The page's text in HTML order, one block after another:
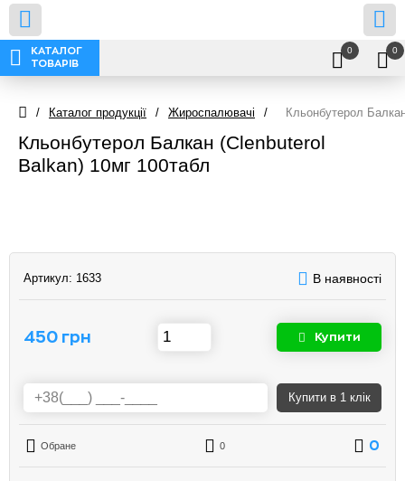
КАТАЛОГ
ТОВАРІВ
0 0
/ Каталог продукції / Жироспалювачі / Кльонбутерол
Кльонбутерол Балкан (Clenbuterol
Balkan) 10мг 100табл
Артикул: 1633 В наявності
450 грн Купити
Купити в 1 клік
Обране 0 0